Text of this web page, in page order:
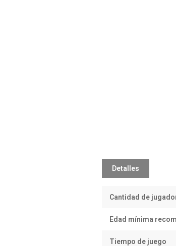
Detalles
Cantidad de
Edad mínima
Tiempo de juego